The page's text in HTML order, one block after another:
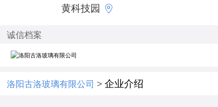
黄科技园

诚信档案
洛阳古洛玻璃有限公司 > 企业介绍